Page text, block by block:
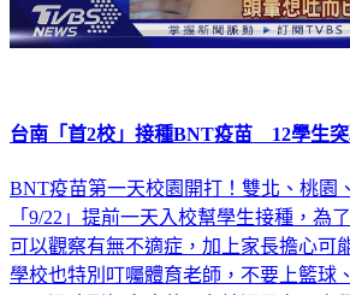
台南「首2校」接種BNT疫苗 12學生突
BNT疫苗第一天校園開打！雙北、桃園
「9/22」提前一天入校幫學生接種，為
可以觀察有無不適症，加上家長擔心可
學校也特別叮囑體育老師，不要上籃球